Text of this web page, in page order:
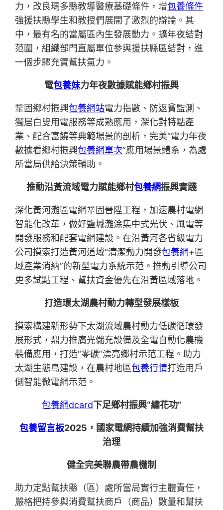
力，改良瑪多縣教導醫療基礎條件，增包養條件
強援扶縣學生和教授們展開了激烈的辯論。其
中，最有名的當屬區內生發展動力。擴年夜結對
范圍，組織部門直屬單位參與援扶縣區結對，進
一個步驟充實幫扶氣力。
電包養妹力年夜數據賦能鄉村振興
鞏固鄉村振興包養網站電力指數、防返貧監測、
獨居白叟用電服務等成熟應用，深化對特點產
業、配合富饒等典範場景的剖析，完美“電力年夜
數據看鄉村振興包養網單次”應用場景體系，為處
所當局供給決策輔助。
推動沿黃流域電力賦能鄉村包養網振興實踐
深化黃河灘區電網鞏固晉陞工程，加速農村電網
智能化改革，做好鹽堿灘涂集中式光伏、風電等
開發服務和配套電網建設。在沿黃河各省級電力
公司摸索打造黃河道域“清潔動力開發包養網+區
域產業消納”的新型電力系統示范。推動引導公司
更多試點工程、幫扶資金優先在沿黃區域落地。
打造環太湖農村動力轉型發展樣板
摸索構建新形勢下太湖流域農村動力低碳循環發
展形式，鼎力推廣光儲充設備及全電自動化農機
裝備應用，打造“零碳”漂亮鄉村示范工程。助力
太湖生態島建設，在農村地區包養行情打造用戶
側智能微電網示范。
包養網dcard下足鄉村振興“繡花功”
包養留言板2025，國家電網持續加強消費幫扶
治理
健全完美聯農帶農機制
助力定點幫扶縣（區）處所當局實行主體責任，
嚴格把持參與消費幫扶商戶（商品）數量和幫扶